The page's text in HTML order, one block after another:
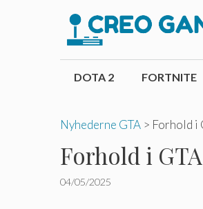
DOTA 2 FORTNITE
Nyhederne GTA > Forhold i
Forhold i
04/05/2025